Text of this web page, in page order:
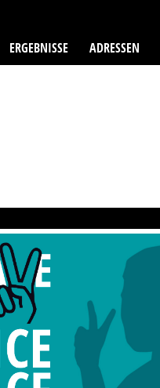
ERGEBNISSE ADRESSEN